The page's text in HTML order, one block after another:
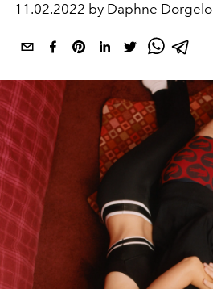
11.02.2022 by Daphne Dorgelo